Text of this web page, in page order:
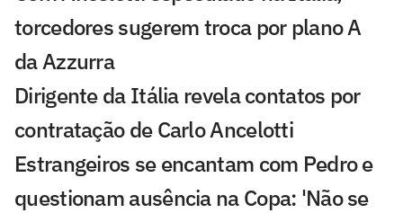
torcedores sugerem troca por plano A
da Azzurra
Dirigente da Itália revela contatos por
contratação de Carlo Ancelotti
Estrangeiros se encantam com Pedro e
questionam ausência na Copa: 'Não se